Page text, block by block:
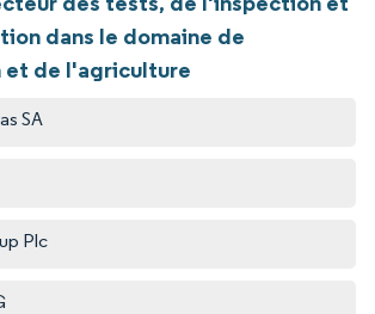
dans le domaine de
de l'agriculture
SA
Plc